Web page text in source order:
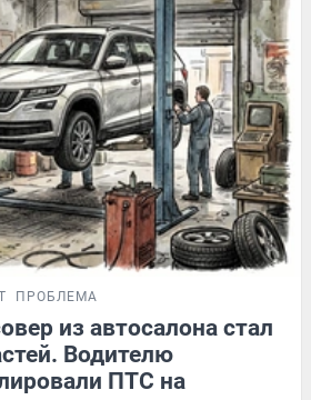
ПРОБЛЕМА
из автосалона стал
Водителю
ПТС на